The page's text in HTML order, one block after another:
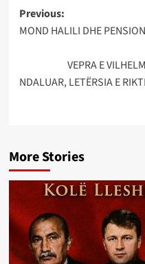
Post
navigation
Previous:
MOND HALILI DHE
VEPRA E
NDALUAR, LETËRSIA E
More Stories